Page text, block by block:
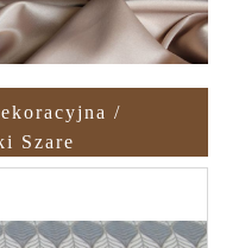
/
Szare